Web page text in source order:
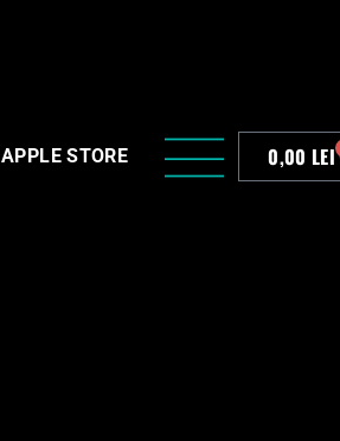
APPLE STORE 0,00 LEI